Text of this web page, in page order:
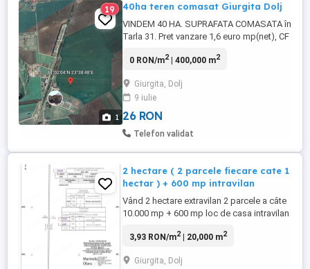
1
19 40ha teren comasat Giurgita Dolj
VINDEM 40 HA. SUPRAFATA COMASATA în
Tarla 31. Pret vanzare 1,6 euro mp(net), CF
0 RON/m2| 400,000 m2
Giurgita, Dolj
9 iulie
26 RON
Telefon validat
2 hectare ( 2 parcele fiecare cate 1
hectar ) + 600 mp intravilan
Vând 2 hectare extravilan 2 parcele a câte
10.000 mp + 600 mp loc de casa intravilan
case langa! Mai multe detalii la telefon.
acte la zi! Pământul este arendat la un
3,93 RON/m2| 20,000 m2
Giurgita, Dolj